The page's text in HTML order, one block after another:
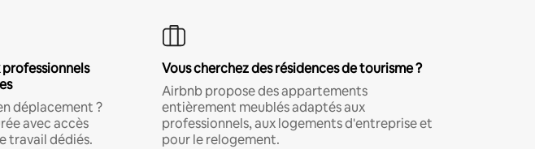
déplacement ?
avec accès
travail dédiés.
Vous cherchez des résidences de tourisme ?
Airbnb propose des appartements
entièrement meublés adaptés aux
professionnels, aux logements d'entreprise et
pour le relogement.